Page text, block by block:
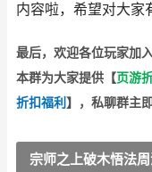
内容啦，希望对大家
最后，欢迎各位玩家加
本群为大家提供【页游
折扣福利 】 ，私聊群主
宗师之上破木悟法